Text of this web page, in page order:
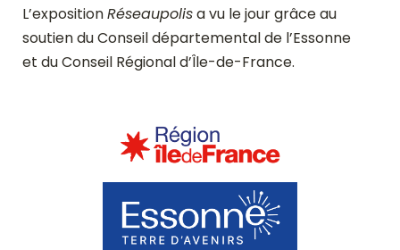
L’expositionRéseaupolisa vu le jour grâce au
soutien du Conseil départemental de l’Essonne
et du Conseil Régional d’Île-de-France.